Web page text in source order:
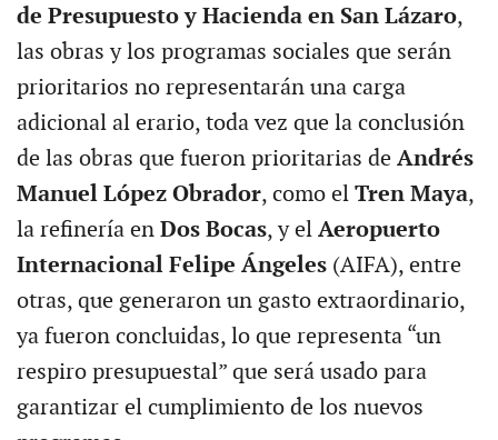
de Presupuesto y Hacienda en San Lázaro,
las obras y los programas sociales que serán
prioritarios no representarán una carga
adicional al erario, toda vez que la conclusión
de las obras que fueron prioritarias de Andrés
Manuel López Obrador, como el Tren Maya,
la refinería en Dos Bocas, y el Aeropuerto
Internacional Felipe Ángeles (AIFA), entre
otras, que generaron un gasto extraordinario,
ya fueron concluidas, lo que representa “un
respiro presupuestal” que será usado para
garantizar el cumplimiento de los nuevos